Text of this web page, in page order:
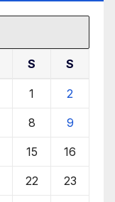
S S
1 2
8 9
15 16
22 23